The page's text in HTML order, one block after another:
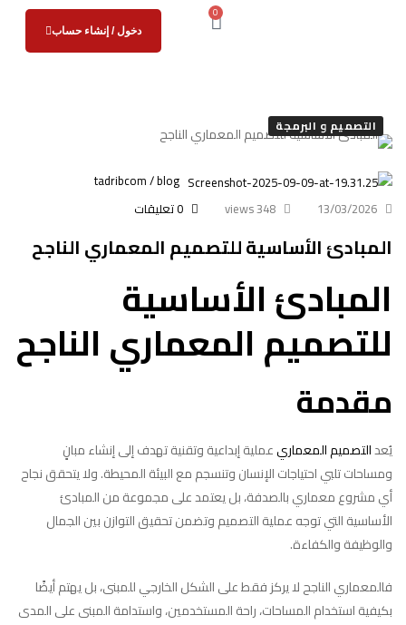
دخول / إنشاء حساب
0
التصميم و البرمجة
tadribcom / blog
13/03/2026
348 views 0 تعليقات
المبادئ الأساسية للتصميم المعماري الناجح
المبادئ الأساسية
للتصميم المعماري الناجح
مقدمة
يُعدالتصميم المعماريعملية إبداعية وتقنية تهدف إلى إنشاء مبانٍ
ومساحات تلبي احتياجات الإنسان وتنسجم مع البيئة المحيطة. ولا يتحقق نجاح
أي مشروع معماري بالصدفة، بل يعتمد على مجموعة من المبادئ
الأساسية التي توجه عملية التصميم وتضمن تحقيق التوازن بين الجمال
والوظيفة والكفاءة.
فالمعماري الناجح لا يركز فقط على الشكل الخارجي للمبنى، بل يهتم أيضًا
بكيفية استخدام المساحات، راحة المستخدمين، واستدامة المبنى على المدى